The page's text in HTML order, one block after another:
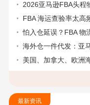
2026亚马逊FBA头程物流怎么选不踩坑
FBA 海运查验率太高
怕入仓延误？FBA 物流
海外仓一件代发：亚
美国、加拿大、欧洲
最新资讯